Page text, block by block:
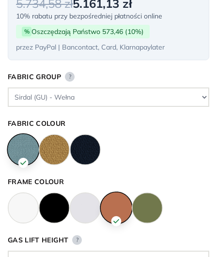
5.734,58 zł5.161,13 zł
10% rabatu przy bezpośredniej płatności online
% Oszczędzają Państwo 573,46 (10%)
przez PayPal | Bancontact, Card, Klarnapaylater
FABRIC GROUP ?
FABRIC COLOUR
FRAME COLOUR
GAS LIFT HEIGHT ?